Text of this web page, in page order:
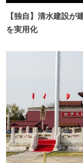
【独自】清水建設
を実用化